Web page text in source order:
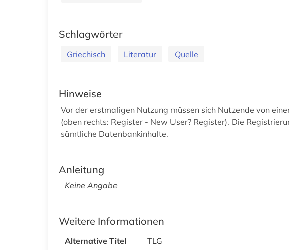
Schlagwörter
Griechisch Literatur Quelle
Hinweise
Vor der erstmaligen Nutzung müssen sich Nutzende von
(oben rechts: Register - New User? Register). Die
sämtliche Datenbankinhalte.
Anleitung
Keine Angabe
Weitere Informationen
Alternative Titel
TLG